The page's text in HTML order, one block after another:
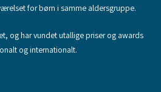
for børn i samme aldersgruppe.
og har vundet utallige priser og awards
og internationalt.